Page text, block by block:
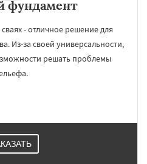
фундамент
- отличное решение для
Из-за своей универсальности,
решать проблемы